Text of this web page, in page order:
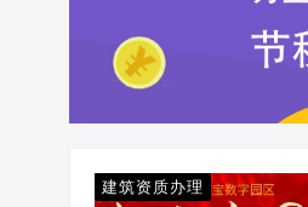
建筑资质办理